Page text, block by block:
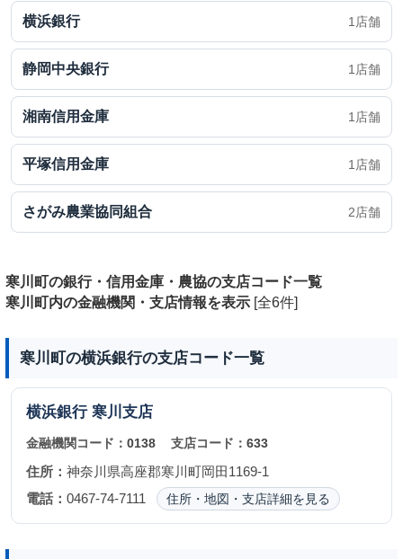
横浜銀行 1店舗
静岡中央銀行 1店舗
湘南信用金庫 1店舗
平塚信用金庫 1店舗
さがみ農業協同組合 2店舗
寒川町の銀行・信用金庫・農協の支店コード一覧
寒川町内の金融機関・支店情報を表示 [全6件]
寒川町の横浜銀行の支店コード一覧
横浜銀行 寒川支店
金融機関コード： 0138 支店コード：633
住所： 神奈川県高座郡寒川町岡田1169-1
電話： 0467-74-7111 住所・地図・支店詳細を見る